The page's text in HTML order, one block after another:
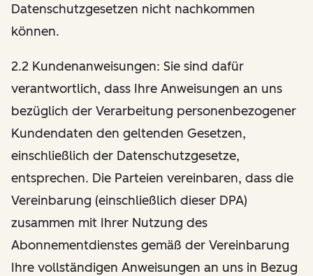
Datenschutzgesetzen nicht nachkommen
können.
2.2 Kundenanweisungen: Sie sind dafür
verantwortlich, dass Ihre Anweisungen an uns
bezüglich der Verarbeitung personenbezogener
Kundendaten den geltenden Gesetzen,
einschließlich der Datenschutzgesetze,
entsprechen. Die Parteien vereinbaren, dass die
Vereinbarung (einschließlich dieser DPA)
zusammen mit Ihrer Nutzung des
Abonnementdienstes gemäß der Vereinbarung
Ihre vollständigen Anweisungen an uns in Bezug